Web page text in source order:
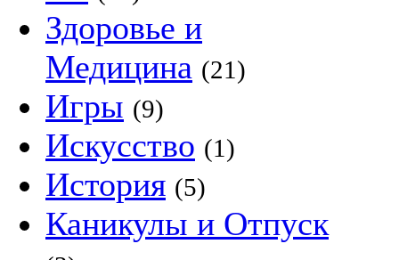
Здоровье и
Медицина (21)
Игры (9)
Искусство (1)
История (5)
Каникулы и Отпуск